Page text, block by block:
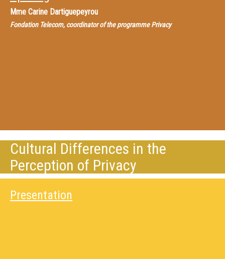
Mme Carine Dartiguepeyrou
Fondation Telecom, coordinator of the programme Privacy
Cultural Differences in the
Perception of Privacy
Presentation